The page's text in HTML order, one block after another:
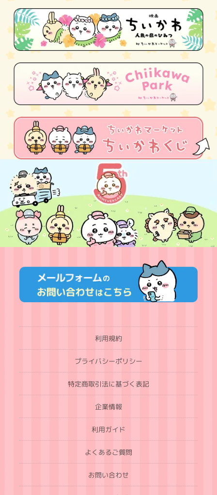
利用規約
プライバシーポリシー
特定商取引法に基づく表記
企業情報
利用ガイド
よくあるご質問
お問い合わせ